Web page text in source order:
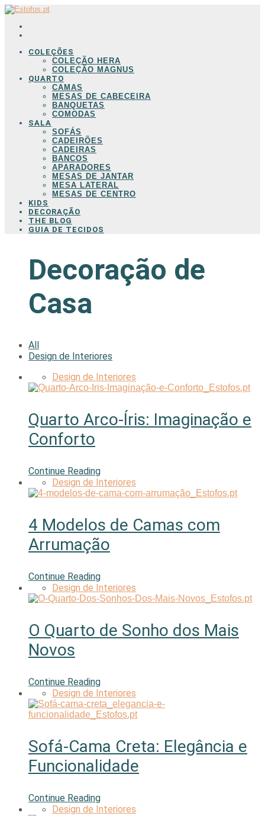
COLEÇÕES
COLEÇÃO HERA
COLEÇÃO MAGNUS
QUARTO
CAMAS
MESAS DE CABECEIRA
BANQUETAS
COMODAS
SALA
SOFÁS
CADEIRÕES
CADEIRAS
BANCOS
APARADORES
MESAS DE JANTAR
MESA LATERAL
MESAS DE CENTRO
KIDS
DECORAÇÃO
THE BLOG
GUIA DE TECIDOS
Decoração de
Casa
All
Design de Interiores
Design de Interiores
Quarto Arco-Íris: Imaginação e
Conforto
Continue Reading
Design de Interiores
4 Modelos de Camas com
Arrumação
Continue Reading
Design de Interiores
O Quarto de Sonho dos Mais
Novos
Continue Reading
Design de Interiores
Sofá-Cama Creta: Elegância e
Funcionalidade
Continue Reading
Design de Interiores